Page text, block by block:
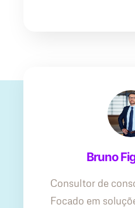
Bruno
Consultor de
Focado em